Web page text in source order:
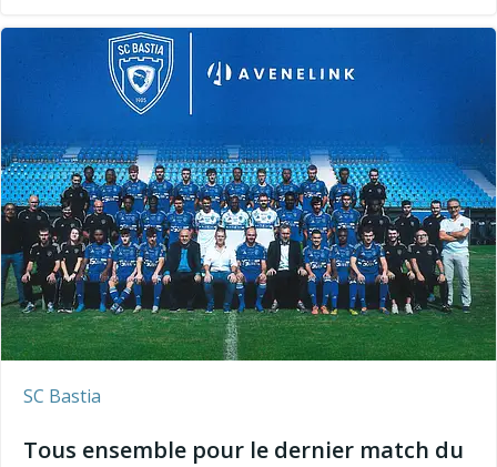
SC Bastia
Tous ensemble pour le dernier match du